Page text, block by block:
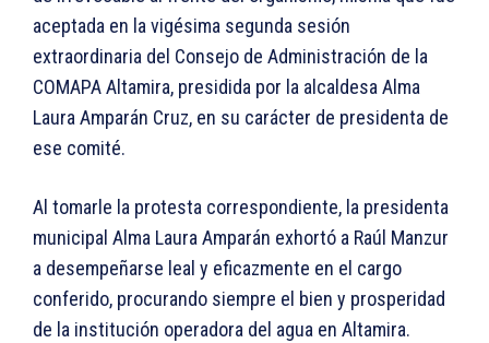
aceptada en la vigésima segunda sesión
extraordinaria del Consejo de Administración de la
COMAPA Altamira, presidida por la alcaldesa Alma
Laura Amparán Cruz, en su carácter de presidenta de
ese comité.
Al tomarle la protesta correspondiente, la presidenta
municipal Alma Laura Amparán exhortó a Raúl Manzur
a desempeñarse leal y eficazmente en el cargo
conferido, procurando siempre el bien y prosperidad
de la institución operadora del agua en Altamira.